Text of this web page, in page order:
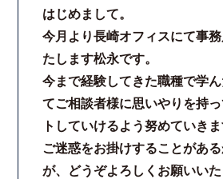
はじめまして。
今月より長崎オフィスにて事
たします松永です。
今まで経験してきた職種で学
てご相談者様に思いやりを持
トしていけるよう努めていきま
ご迷惑をお掛けすることがあ
が、どうぞよろしくお願いいた